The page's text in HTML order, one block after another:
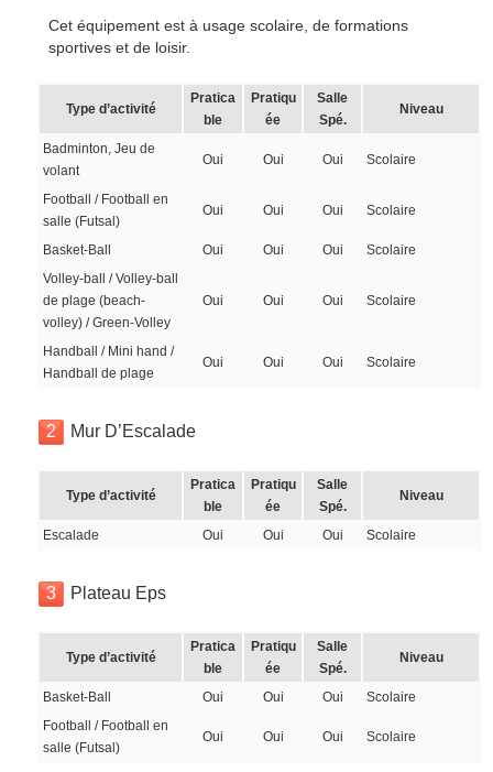
Cet équipement est à usage scolaire, de formations
sportives et de loisir.
Type d’activité
Pratica
ble
Pratiqu
ée
Salle
Spé.
Niveau
Badminton, Jeu de
volant
Oui Oui Oui Scolaire
Football / Football en
salle (Futsal)
Oui Oui Oui Scolaire
Basket-Ball Oui Oui Oui
Scolaire
Volley-ball / Volley-ball
de plage (beach-
volley) / Green-Volley
Oui Oui Oui Scolaire
Handball / Mini hand /
Handball de plage
Oui Oui Oui Scolaire
2 Mur D’Escalade
Type d’activité
Pratica
ble
Pratiqu
ée
Salle
Spé.
Niveau
Escalade Oui Oui Oui Scolaire
3 Plateau Eps
Type d’activité
Pratica
ble
Pratiqu
ée
Salle
Spé.
Niveau
Basket-Ball Oui Oui Oui
Scolaire
Football / Football en
salle (Futsal)
Oui Oui Oui Scolaire